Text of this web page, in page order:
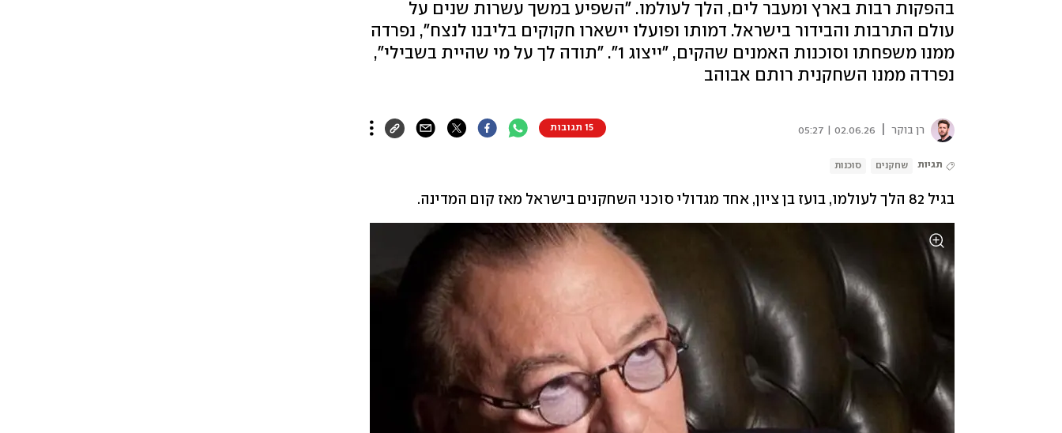
בהפקות רבות בארץ ומעבר לים, הלך לעולמו. "השפיע במשך עשרות שנים על
עולם התרבות והבידור בישראל. דמותו ופועלו יישארו חקוקים בליבנו לנצח", נפרדה
ממנו משפחתו וסוכנות האמנים שהקים, "ייצוג 1". "תודה לך על מי שהיית בשבילי",
נפרדה ממנו השחקנית רותם אבוהב
רן בוקר 02.06.26 | 05:27 15 תגובות
תגיות שחקנים סוכנות
בגיל 82 הלך לעולמו, בועז בן ציון, אחד מגדולי סוכני השחקנים בישראל מאז קום המדינה.